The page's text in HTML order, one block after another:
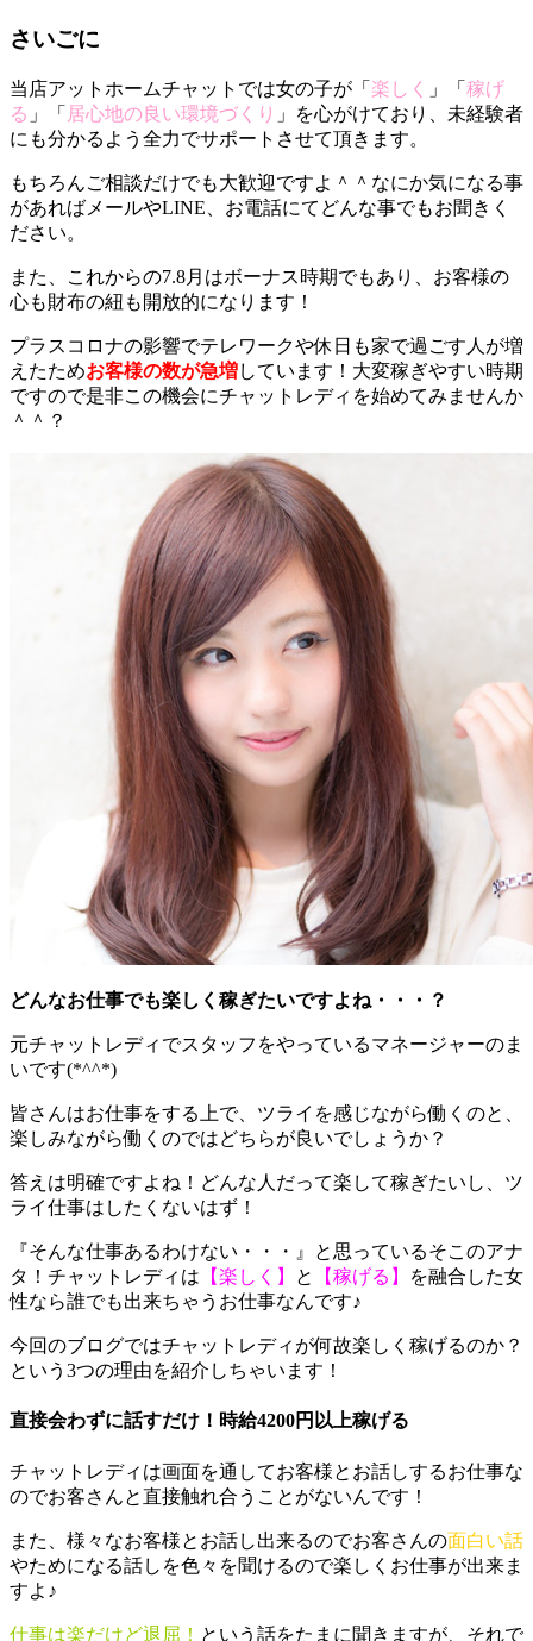
さいごに
当店アットホームチャットでは女の子が「 楽しく 」「 稼げ
る 」「 居心地の良い環境づくり 」を心がけており、未経験者
にも分かるよう全力でサポートさせて頂きます。
もちろんご相談だけでも大歓迎ですよ＾＾なにか気になる事
があればメールやLINE、お電話にてどんな事でもお聞きく
ださい。
また、これからの7.8月はボーナス時期でもあり、お客様の
心も財布の紐も開放的になります！
プラスコロナの影響でテレワークや休日も家で過ごす人が増
えたためお客様の数が急増しています！大変稼ぎやすい時期
ですので是非この機会にチャットレディを始めてみませんか
＾＾？
どんなお仕事でも楽しく稼ぎたいですよね・・・？
元チャットレディでスタッフをやっているマネージャーのま
いです(*^^*)
皆さんはお仕事をする上で、ツライを感じながら働くのと、
楽しみながら働くのではどちらが良いでしょうか？
答えは明確ですよね！どんな人だって楽して稼ぎたいし、ツ
ライ仕事はしたくないはず！
『そんな仕事あるわけない・・・』と思っているそこのアナ
タ！チャットレディは 【楽しく】 と 【稼げる】
を融合した女
性なら誰でも出来ちゃうお仕事なんです♪
今回のブログではチャットレディが何故楽しく稼げるのか？
という3つの理由を紹介しちゃいます！
直接会わずに話すだけ！時給4200円以上稼げる
チャットレディは画面を通してお客様とお話しするお仕事な
のでお客さんと直接触れ合うことがないんです！
また、様々なお客様とお話し出来るのでお客さんの面白い話
やためになる話しを色々を聞けるので楽しくお仕事が出来ま
すよ♪
仕事は楽だけど退屈！ という話をたまに聞きますが、それで